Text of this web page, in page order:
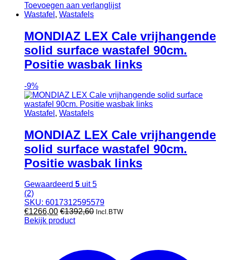
Toevoegen aan verlanglijst
Wastafel , Wastafels
MONDIAZ LEX Cale vrijhangende
solid surface wastafel 90cm.
Positie wasbak links
-9%
Wastafel , Wastafels
MONDIAZ LEX Cale vrijhangende
solid surface wastafel 90cm.
Positie wasbak links
Gewaardeerd 5 uit 5
(2)
SKU: 6017312595579
€1266,00 €1392,60 Incl.BTW
Bekijk product